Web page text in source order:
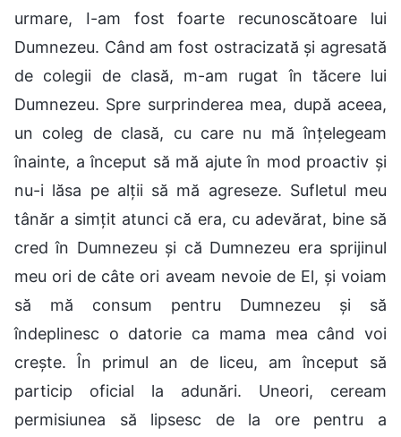
urmare, I-am fost foarte recunoscătoare lui
Dumnezeu. Când am fost ostracizată și agresată
de colegii de clasă, m-am rugat în tăcere lui
Dumnezeu. Spre surprinderea mea, după aceea,
un coleg de clasă, cu care nu mă înțelegeam
înainte, a început să mă ajute în mod proactiv și
nu-i lăsa pe alții să mă agreseze. Sufletul meu
tânăr a simțit atunci că era, cu adevărat, bine să
cred în Dumnezeu și că Dumnezeu era sprijinul
meu ori de câte ori aveam nevoie de El, și voiam
să mă consum pentru Dumnezeu și să
îndeplinesc o datorie ca mama mea când voi
crește. În primul an de liceu, am început să
particip oficial la adunări. Uneori, ceream
permisiunea să lipsesc de la ore pentru a